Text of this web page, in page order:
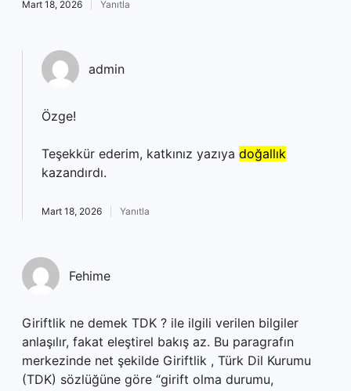
Mart 18, 2026 Yanıtla
admin
Özge!
Teşekkür ederim, katkınız yazıya doğallık
kazandırdı.
Mart 18, 2026 Yanıtla
Fehime
Giriftlik ne demek TDK ? ile ilgili verilen bilgiler
anlaşılır, fakat eleştirel bakış az. Bu paragrafın
merkezinde net şekilde Giriftlik , Türk Dil Kurumu
(TDK) sözlüğüne göre “girift olma durumu,